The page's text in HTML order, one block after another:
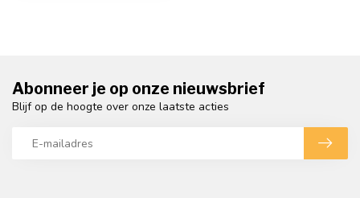
Abonneer je op onze nieuwsbrief
Blijf op de hoogte over onze laatste acties